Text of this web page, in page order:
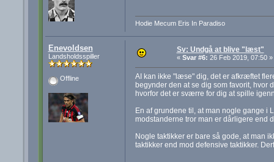
Hodie Mecum Eris In Paradiso
Enevoldsen
Landsholdsspiller
Offline
Sv: Undgå at blive "læst"
« Svar #6: 26 Feb 2019, 07:50 »
AI kan ikke "læse" dig, det er afkræftet
begynder den at se dig som favorit, hvor
hvorfor det er sværre for dig at spille
En af grundene til, at man nogle gange i
modstanderne tror man er dårligere end
Nogle taktikker er bare så gode, at man
taktikker end mod defensive taktikker.